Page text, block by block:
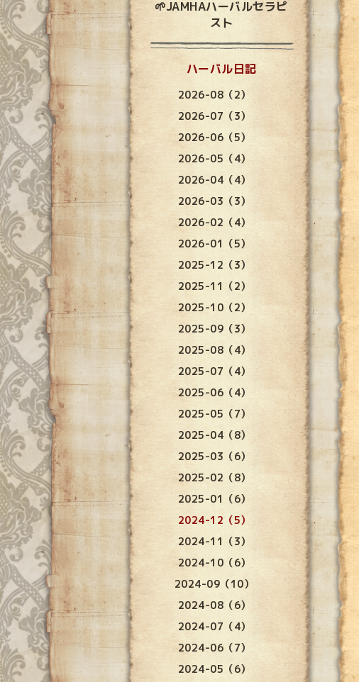
🌱JAMHAハーバルセラピ
スト
ハーバル日記
2026-08（2）
2026-07（3）
2026-06（5）
2026-05（4）
2026-04（4）
2026-03（3）
2026-02（4）
2026-01（5）
2025-12（3）
2025-11（2）
2025-10（2）
2025-09（3）
2025-08（4）
2025-07（4）
2025-06（4）
2025-05（7）
2025-04（8）
2025-03（6）
2025-02（8）
2025-01（6）
2024-12（5）
2024-11（3）
2024-10（6）
2024-09（10）
2024-08（6）
2024-07（4）
2024-06（7）
2024-05（6）